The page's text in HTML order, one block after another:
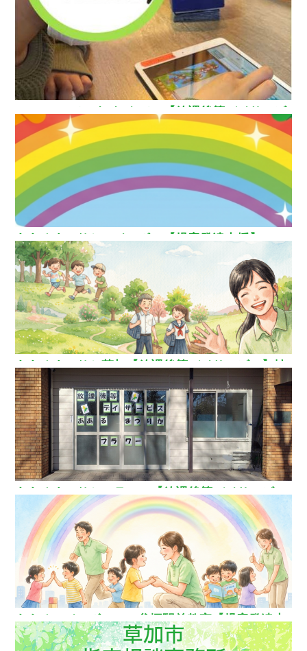
How nice（ハウ ナイス）!【放課後等デイサービ
ス】
ああるまつりかレインボー【児童発達支援】
ああるまつりか草加【放課後等デイサービス】埼
玉県草加市
ああるまつりかフラワー【放課後等デイサービ
ス】
ああるレインボーDuo谷塚駅前教室【児童発達支
援】